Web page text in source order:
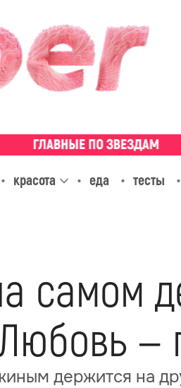
красота еда тесты
самом
—
держится на